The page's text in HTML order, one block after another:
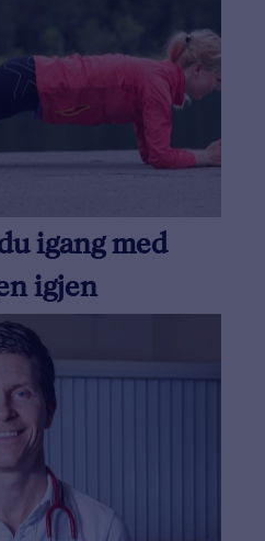
igang med
igjen